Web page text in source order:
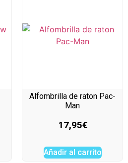
Alfombrilla de raton Pac-
Man
17,95€
Añadir al carrito